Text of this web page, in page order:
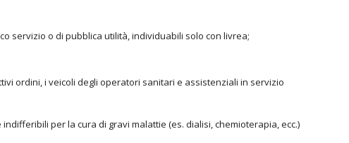
servizio o di pubblica utilità, individuabili solo con livrea;
ordini, i veicoli degli operatori sanitari e assistenziali in servizio
per la cura di gravi malattie (es. dialisi, chemioterapia, ecc.)